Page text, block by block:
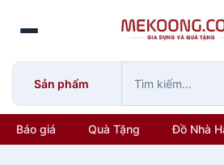
o
Sản phẩm
Báo giá Quà Tặng Đồ Nhà